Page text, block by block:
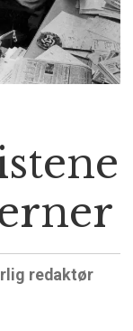
redaktør